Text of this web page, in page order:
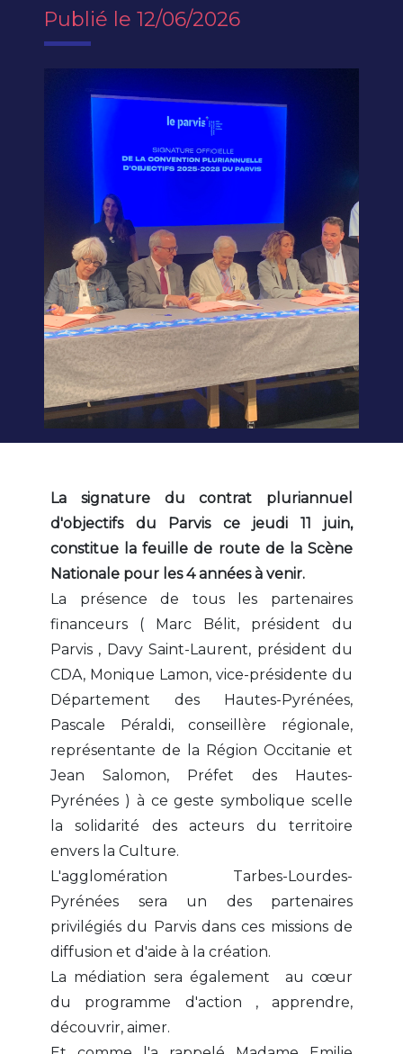
Publié le 12/06/2026
La signature du contrat pluriannuel
d'objectifs du Parvis ce jeudi 11 juin,
constitue la feuille de route de la Scène
Nationale pour les 4 années à venir.
La présence de tous les partenaires
financeurs ( Marc Bélit, président du
Parvis , Davy Saint-Laurent, président du
CDA, Monique Lamon, vice-présidente du
Département des Hautes-Pyrénées,
Pascale Péraldi, conseillère régionale,
représentante de la Région Occitanie et
Jean Salomon, Préfet des Hautes-
Pyrénées ) à ce geste symbolique scelle
la solidarité des acteurs du territoire
envers la Culture.
L'agglomération Tarbes-Lourdes-
Pyrénées sera un des partenaires
privilégiés du Parvis dans ces missions de
diffusion et d'aide à la création.
La médiation sera également au cœur
du programme d'action , apprendre,
découvrir, aimer.